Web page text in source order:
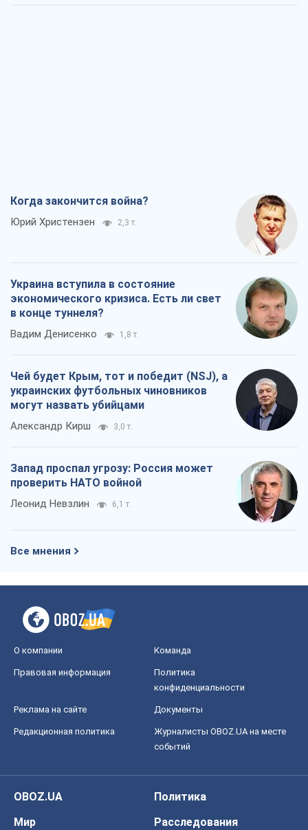
Когда закончится война?
Юрий Христензен 2,3 т.
Украина вступила в состояние
экономического кризиса. Есть ли свет
в конце туннеля?
Вадим Денисенко 1,8 т.
Чей будет Крым, тот и победит (NSJ), а
украинских футбольных чиновников
могут назвать убийцами
Александр Кирш 3,0 т.
Запад проспал угрозу: Россия может
проверить НАТО войной
Леонид Невзлин 6,1 т.
Все мнения
О компании Команда
Правовая информация
Политика
конфиденциальности
Реклама на сайте Документы
Редакционная политика
Журналисты OBOZ.UA на месте
событий
OBOZ.UA
Политика
Мир
Расследования